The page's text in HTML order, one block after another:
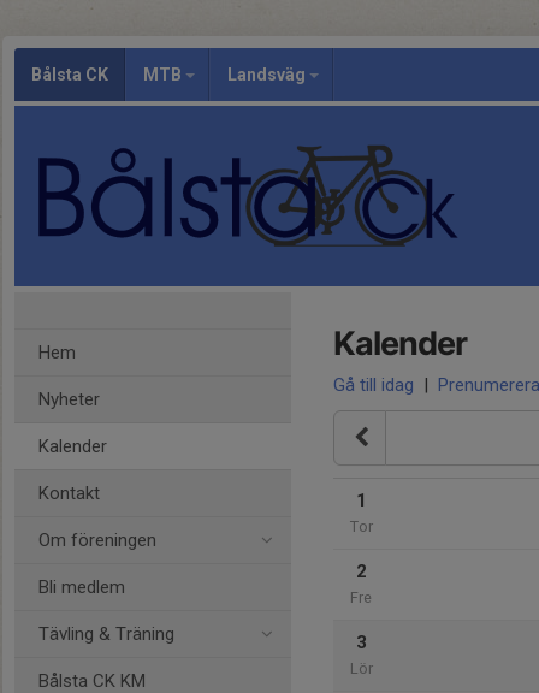
Bålsta CK MTB Landsväg
Hem
Nyheter
Kalender
Kontakt
Om föreningen
Bli medlem
Tävling & Träning
Bålsta CK KM
Kalender
Gå till idag | Prenumerera
1
Tor
2
Fre
3
Lör